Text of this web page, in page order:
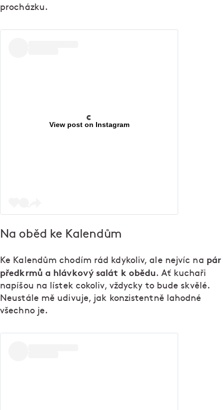
procházku.
View post on Instagram
Na oběd ke Kalendům
Ke Kalendům chodím rád kdykoliv, ale nejvíc na pár
předkrmů a hlávkový salát k obědu. Ať kuchaři
napíšou na lístek cokoliv, vždycky to bude skvělé.
Neustále mě udivuje, jak konzistentně lahodné
všechno je.